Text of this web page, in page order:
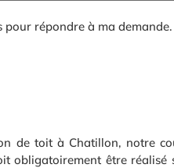
pour répondre à ma demande.
de toit à Chatillon, notre
obligatoirement être